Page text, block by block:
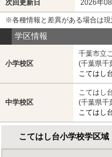
次回更新日 2026年
※各種情報と差異がある場合は
学区情報
小学校区
千葉市立
(千葉県千
こてはし
中学校区
こてはし
(千葉県千
こてはし
こてはし台小学校学区域